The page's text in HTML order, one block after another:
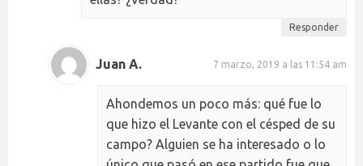
Responder
Juan A. 7 marzo, 2019 a las 11:54 am
Ahondemos un poco más: qué fue lo
que hizo el Levante con el césped de su
campo? Alguien se ha interesado o lo